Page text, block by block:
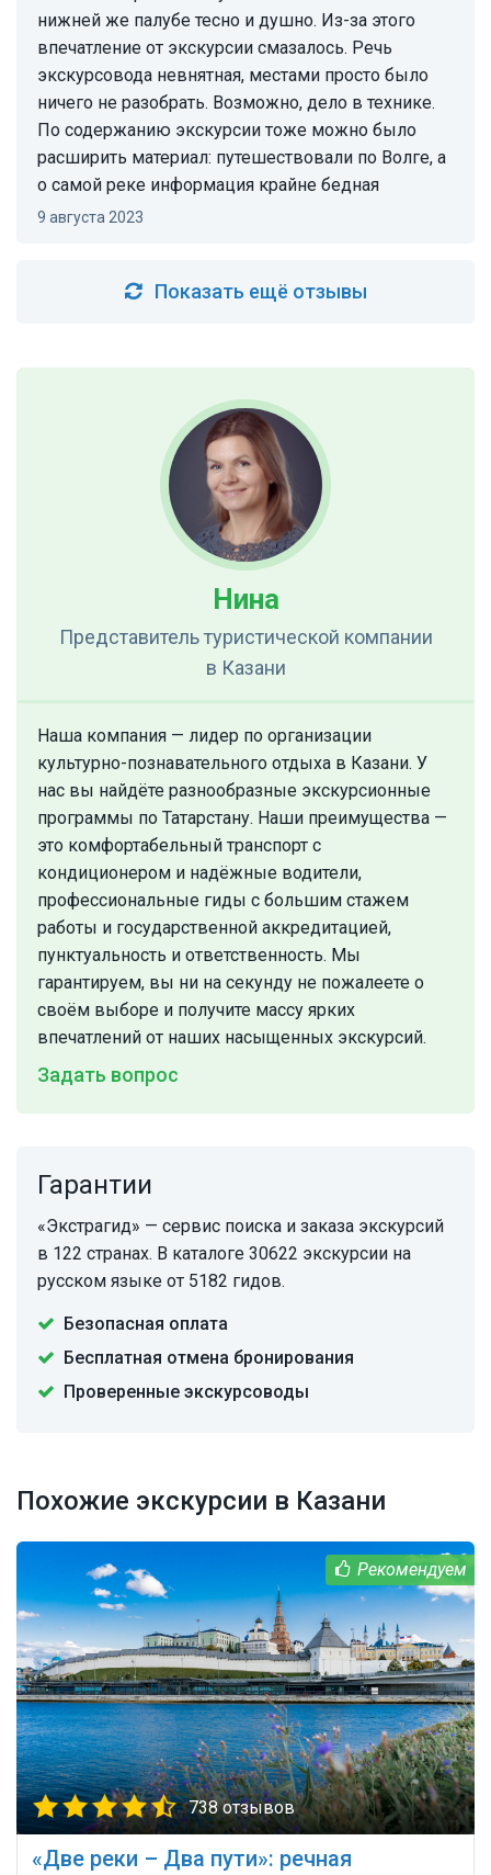
нижней же палубе тесно и душно. Из-за этого
впечатление от экскурсии смазалось. Речь
экскурсовода невнятная, местами просто было
ничего не разобрать. Возможно, дело в технике.
По содержанию экскурсии тоже можно было
расширить материал: путешествовали по Волге, а
о самой реке информация крайне бедная
9 августа 2023
Показать ещё отзывы
Нина
Представитель туристической компании
в Казани
Наша компания — лидер по организации
культурно-познавательного отдыха в Казани. У
нас вы найдёте разнообразные экскурсионные
программы по Татарстану. Наши преимущества —
это комфортабельный транспорт с
кондиционером и надёжные водители,
профессиональные гиды с большим стажем
работы и государственной аккредитацией,
пунктуальность и ответственность. Мы
гарантируем, вы ни на секунду не пожалеете о
своём выборе и получите массу ярких
впечатлений от наших насыщенных экскурсий.
Задать вопрос
Гарантии
«Экстрагид» — сервис поиска и заказа экскурсий
в 122 странах. В каталоге 30622 экскурсии на
русском языке от 5182 гидов.
Безопасная оплата
Бесплатная отмена бронирования
Проверенные экскурсоводы
Похожие экскурсии в Казани
738 отзывов
«Две реки – Два пути»: речная